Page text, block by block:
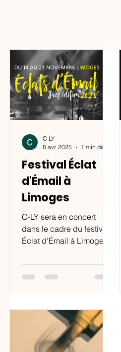
Festival Éclat
d'Émail à
Limoges
C-LY sera en concert
dans le cadre du festival
Éclat d'Émail à Limoges.
2025, on vous en dit plus
prochainement!!
C LY
8 avr. 2025